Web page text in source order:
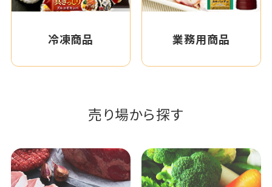
冷凍商品 業務用商品
売り場から探す